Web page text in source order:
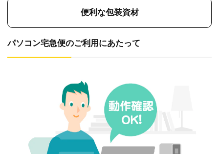
便利な包装資材
パソコン宅急便のご利用にあたって